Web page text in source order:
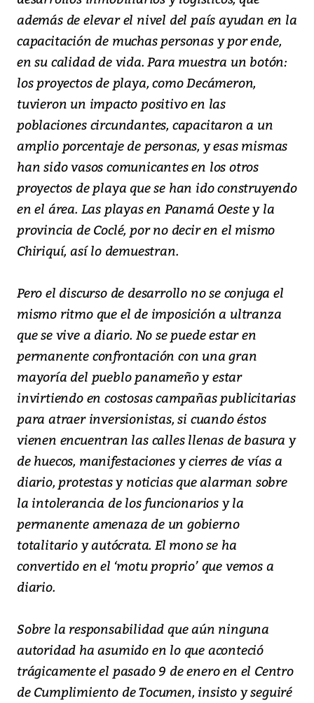
además de elevar el nivel del país ayudan en la
capacitación de muchas personas y por ende,
en su calidad de vida. Para muestra un botón:
los proyectos de playa, como Decámeron,
tuvieron un impacto positivo en las
poblaciones circundantes, capacitaron a un
amplio porcentaje de personas, y esas mismas
han sido vasos comunicantes en los otros
proyectos de playa que se han ido construyendo
en el área. Las playas en Panamá Oeste y la
provincia de Coclé, por no decir en el mismo
Chiriquí, así lo demuestran.
Pero el discurso de desarrollo no se conjuga el
mismo ritmo que el de imposición a ultranza
que se vive a diario. No se puede estar en
permanente confrontación con una gran
mayoría del pueblo panameño y estar
invirtiendo en costosas campañas publicitarias
para atraer inversionistas, si cuando éstos
vienen encuentran las calles llenas de basura y
de huecos, manifestaciones y cierres de vías a
diario, protestas y noticias que alarman sobre
la intolerancia de los funcionarios y la
permanente amenaza de un gobierno
totalitario y autócrata. El mono se ha
convertido en el ‘motu proprio’ que vemos a
diario.
Sobre la responsabilidad que aún ninguna
autoridad ha asumido en lo que aconteció
trágicamente el pasado 9 de enero en el Centro
de Cumplimiento de Tocumen, insisto y seguiré